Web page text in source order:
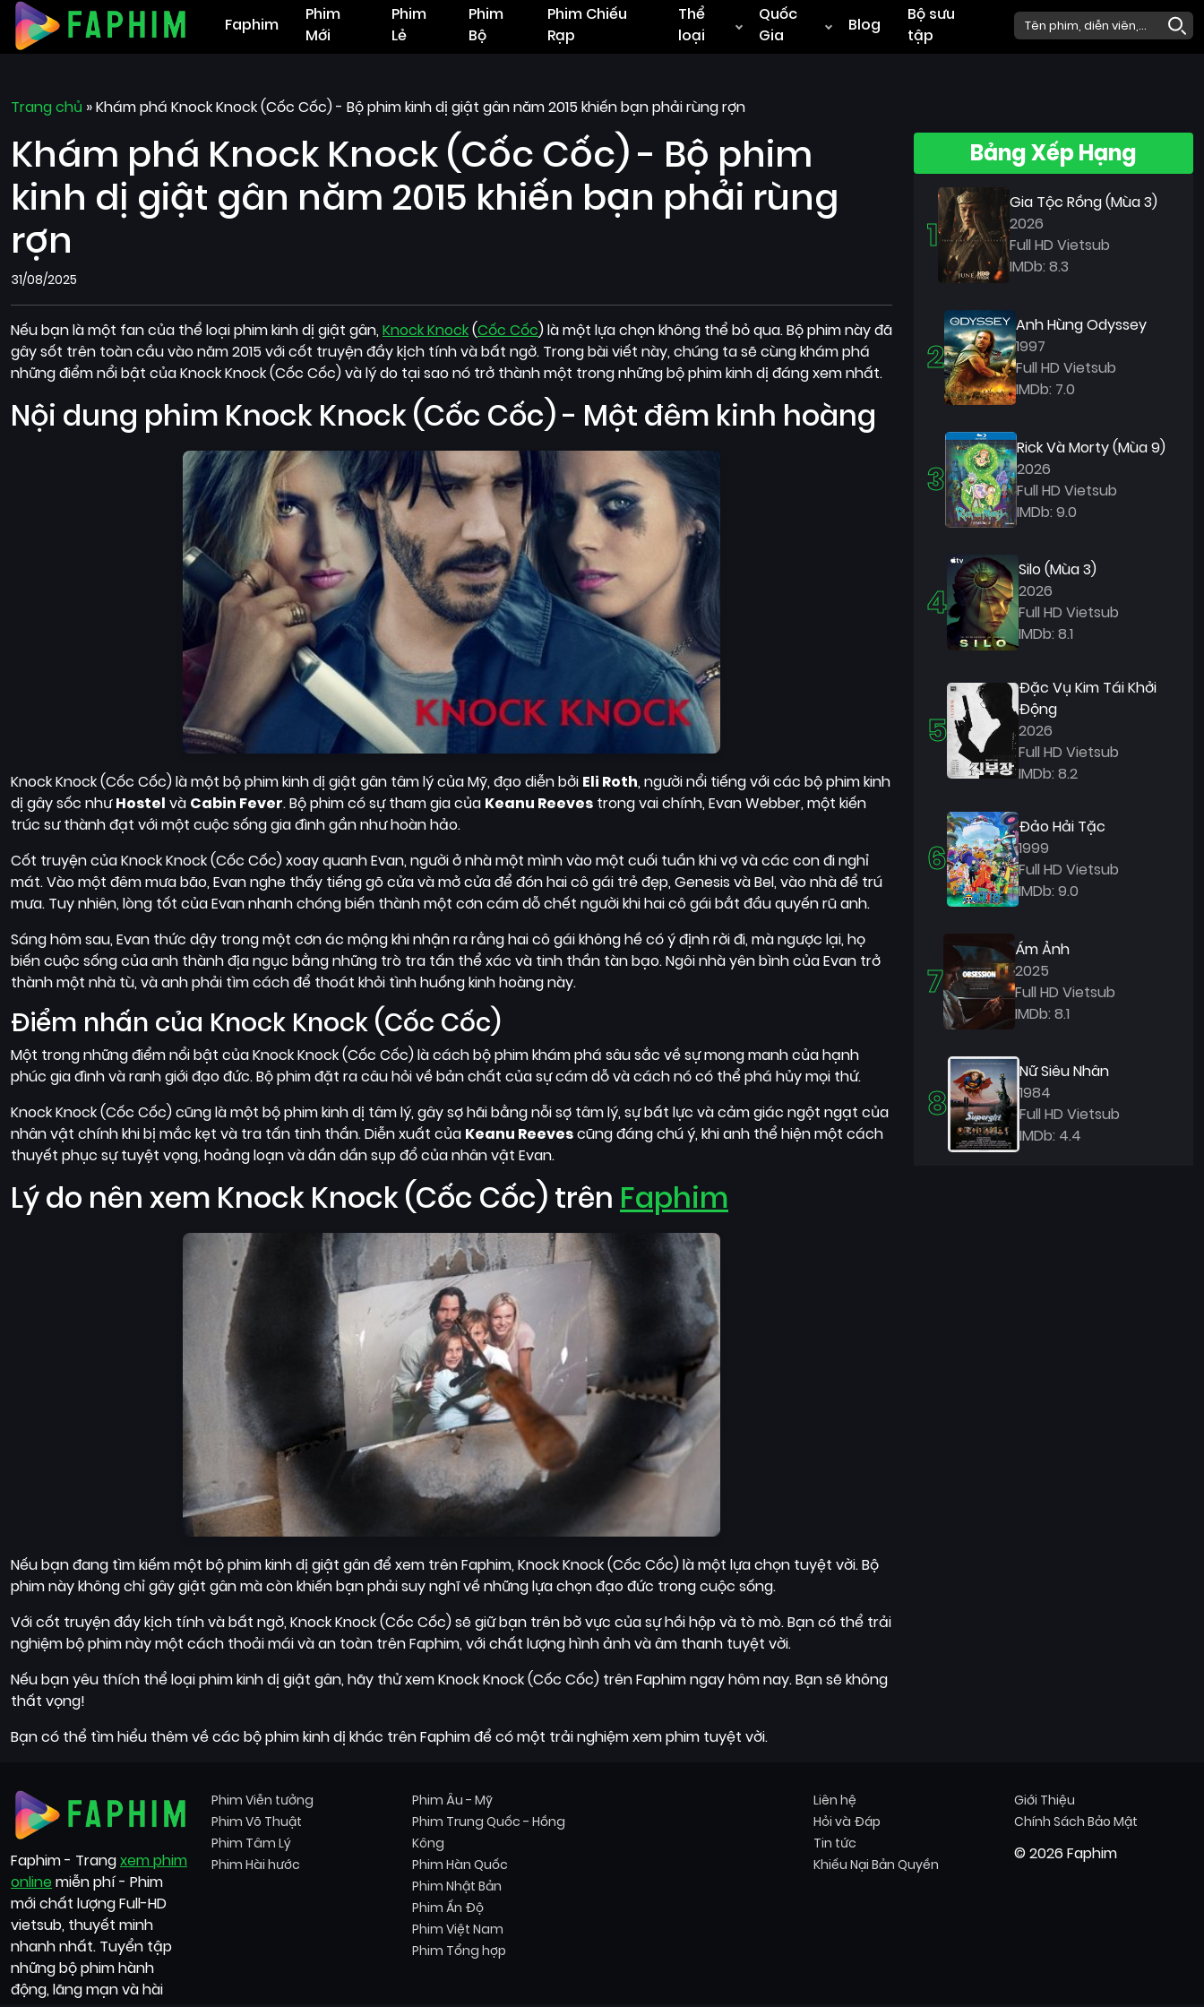
Faphim
Phim
Mới
Phim
Lẻ
Phim
Bộ
Phim Chiếu
Rạp
Thể
loại
Quốc
Gia
Blog
Bộ sưu
tập
Trang chủ »Khám phá Knock Knock (Cốc Cốc) - Bộ phim kinh dị giật gân năm 2015 khiến bạn phải rùng rợn
Khám phá Knock Knock (Cốc Cốc) - Bộ phim
kinh dị giật gân năm 2015 khiến bạn phải rùng
rợn
31/08/2025
Nếu bạn là một fan của thể loại phim kinh dị giật gân,Knock Knock(Cốc Cốc) là một lựa chọn không thể bỏ qua. Bộ phim này đã
gây sốt trên toàn cầu vào năm 2015 với cốt truyện đầy kịch tính và bất ngờ. Trong bài viết này, chúng ta sẽ cùng khám phá
những điểm nổi bật của Knock Knock (Cốc Cốc) và lý do tại sao nó trở thành một trong những bộ phim kinh dị đáng xem nhất.
Nội dung phim Knock Knock (Cốc Cốc) - Một đêm kinh hoàng
Knock Knock (Cốc Cốc) là một bộ phim kinh dị giật gân tâm lý của Mỹ, đạo diễn bởi Eli Roth, người nổi tiếng với các bộ phim kinh
dị gây sốc nhưHostel và Cabin Fever. Bộ phim có sự tham gia của Keanu Reeves trong vai chính, Evan Webber, một kiến
trúc sư thành đạt với một cuộc sống gia đình gần như hoàn hảo.
Cốt truyện của Knock Knock (Cốc Cốc) xoay quanh Evan, người ở nhà một mình vào một cuối tuần khi vợ và các con đi nghỉ
mát. Vào một đêm mưa bão, Evan nghe thấy tiếng gõ cửa và mở cửa để đón hai cô gái trẻ đẹp, Genesis và Bel, vào nhà để trú
mưa. Tuy nhiên, lòng tốt của Evan nhanh chóng biến thành một cơn cám dỗ chết người khi hai cô gái bắt đầu quyến rũ anh.
Sáng hôm sau, Evan thức dậy trong một cơn ác mộng khi nhận ra rằng hai cô gái không hề có ý định rời đi, mà ngược lại, họ
biến cuộc sống của anh thành địa ngục bằng những trò tra tấn thể xác và tinh thần tàn bạo. Ngôi nhà yên bình của Evan trở
thành một nhà tù, và anh phải tìm cách để thoát khỏi tình huống kinh hoàng này.
Điểm nhấn của Knock Knock (Cốc Cốc)
Một trong những điểm nổi bật của Knock Knock (Cốc Cốc) là cách bộ phim khám phá sâu sắc về sự mong manh của hạnh
phúc gia đình và ranh giới đạo đức. Bộ phim đặt ra câu hỏi về bản chất của sự cám dỗ và cách nó có thể phá hủy mọi thứ.
Knock Knock (Cốc Cốc) cũng là một bộ phim kinh dị tâm lý, gây sợ hãi bằng nỗi sợ tâm lý, sự bất lực và cảm giác ngột ngạt của
nhân vật chính khi bị mắc kẹt và tra tấn tinh thần. Diễn xuất của Keanu Reevescũng đáng chú ý, khi anh thể hiện một cách
thuyết phục sự tuyệt vọng, hoảng loạn và dần dần sụp đổ của nhân vật Evan.
Lý do nên xem Knock Knock (Cốc Cốc) trên Faphim
Nếu bạn đang tìm kiếm một bộ phim kinh dị giật gân để xem trên Faphim, Knock Knock (Cốc Cốc) là một lựa chọn tuyệt vời. Bộ
phim này không chỉ gây giật gân mà còn khiến bạn phải suy nghĩ về những lựa chọn đạo đức trong cuộc sống.
Với cốt truyện đầy kịch tính và bất ngờ, Knock Knock (Cốc Cốc) sẽ giữ bạn trên bờ vực của sự hồi hộp và tò mò. Bạn có thể trải
nghiệm bộ phim này một cách thoải mái và an toàn trên Faphim, với chất lượng hình ảnh và âm thanh tuyệt vời.
Nếu bạn yêu thích thể loại phim kinh dị giật gân, hãy thử xem Knock Knock (Cốc Cốc) trên Faphim ngay hôm nay. Bạn sẽ không
thất vọng!
Bạn có thể tìm hiểu thêm về các bộ phim kinh dị khác trên Faphim để có một trải nghiệm xem phim tuyệt vời.
Bảng Xếp Hạng
1
Gia Tộc Rồng (Mùa 3)
2026
Full HD Vietsub
IMDb: 8.3
2
Anh Hùng Odyssey
1997
Full HD Vietsub
IMDb: 7.0
3
Rick Và Morty (Mùa 9)
2026
Full HD Vietsub
IMDb: 9.0
4
Silo (Mùa 3)
2026
Full HD Vietsub
IMDb: 8.1
5
Đặc Vụ Kim Tái Khởi
Động
2026
Full HD Vietsub
IMDb: 8.2
6
Đảo Hải Tặc
1999
Full HD Vietsub
IMDb: 9.0
7
Ám Ảnh
2025
Full HD Vietsub
IMDb: 8.1
8
Nữ Siêu Nhân
1984
Full HD Vietsub
IMDb: 4.4
Faphim - Trangxem phim
online miễn phí - Phim
mới chất lượng Full-HD
vietsub, thuyết minh
nhanh nhất. Tuyển tập
những bộ phim hành
động, lãng mạn và hài
Phim Viễn tưởng
Phim Võ Thuật
Phim Tâm Lý
Phim Hài hước
Phim Âu - Mỹ
Phim Trung Quốc - Hồng
Kông
Phim Hàn Quốc
Phim Nhật Bản
Phim Ấn Độ
Phim Việt Nam
Phim Tổng hợp
Liên hệ
Hỏi và Đáp
Tin tức
Khiếu Nại Bản Quyền
Giới Thiệu
Chính Sách Bảo Mật
© 2026 Faphim